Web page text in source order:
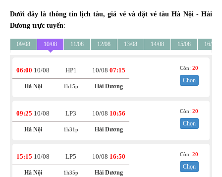
Dưới đây là thông tin lịch tàu, giá vé và đặt vé tàu Hà Nội - Hải
Dương trực tuyến:
09/08 10/08 11/08 12/08 13/08 14/08 15/08 16/08
06:00 10/08
Hà Nội
HP1
1h15p
10/08 07:15
Hải Dương
Còn:20
Chọn
09:25 10/08
Hà Nội
LP3
1h31p
10/08 10:56
Hải Dương
Còn:20
Chọn
15:15 10/08
Hà Nội
LP5
1h35p
10/08 16:50
Hải Dương
Còn:20
Chọn